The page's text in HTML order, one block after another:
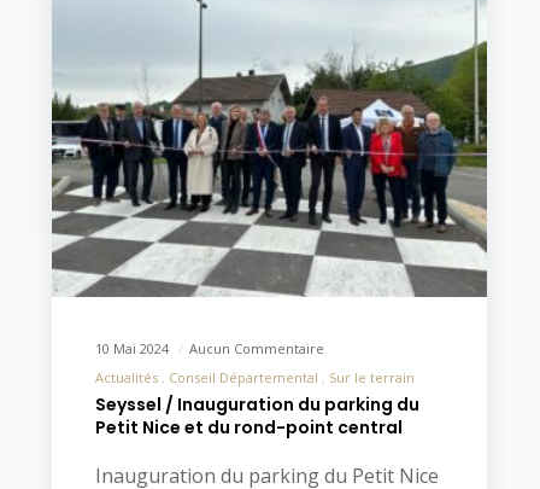
10 Mai 2024
Aucun Commentaire
Actualités
Conseil Départemental Sur le terrain
Seyssel / Inauguration du parking du
Petit Nice et du rond-point central
Inauguration du parking du Petit Nice